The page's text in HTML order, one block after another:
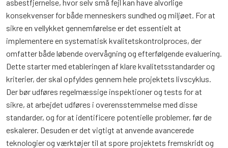
asbestfjernelse, hvor selv små fejl kan have alvorlige
konsekvenser for både menneskers sundhed og miljøet. For at
sikre en vellykket gennemførelse er det essentielt at
implementere en systematisk kvalitetskontrolproces, der
omfatter både løbende overvågning og efterfølgende evaluering.
Dette starter med etableringen af klare kvalitetsstandarder og
kriterier, der skal opfyldes gennem hele projektets livscyklus.
Der bør udføres regelmæssige inspektioner og tests for at
sikre, at arbejdet udføres i overensstemmelse med disse
standarder, og for at identificere potentielle problemer, før de
eskalerer. Desuden er det vigtigt at anvende avancerede
teknologier og værktøjer til at spore projektets fremskridt og